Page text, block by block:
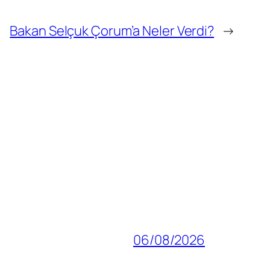
Bakan Selçuk Çorum’a Neler Verdi? →
06/08/2026